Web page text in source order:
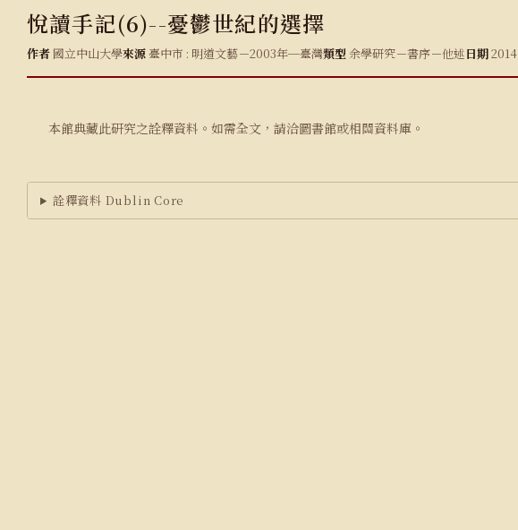
悅讀手記(6)--憂鬱世紀的選擇
作者 國立中山大學來源臺中市 : 明道文藝－2003年─臺灣類型 余學研究－書序－他述日期2014
本館典藏此研究之詮釋資料。如需全文，請洽圖書館或相關資料庫。
詮釋資料 Dublin Core